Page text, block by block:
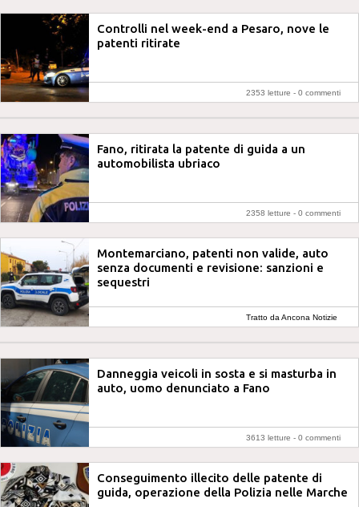
Controlli nel week-end a Pesaro, nove le
patenti ritirate
2353 letture - 0 commenti
Fano, ritirata la patente di guida a un
automobilista ubriaco
2358 letture - 0 commenti
Montemarciano, patenti non valide, auto
senza documenti e revisione: sanzioni e
sequestri
Tratto da Ancona Notizie
Danneggia veicoli in sosta e si masturba in
auto, uomo denunciato a Fano
3613 letture - 0 commenti
Conseguimento illecito delle patente di
guida, operazione della Polizia nelle Marche